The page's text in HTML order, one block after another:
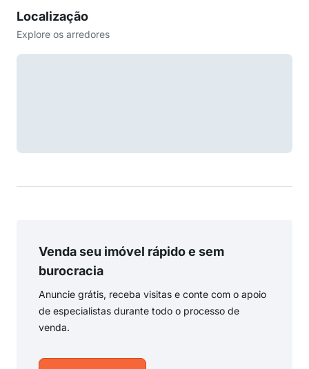
Localização
Explore os arredores
Venda seu imóvel rápido e sem
burocracia
Anuncie grátis, receba visitas e conte com o apoio
de especialistas durante todo o processo de
venda.